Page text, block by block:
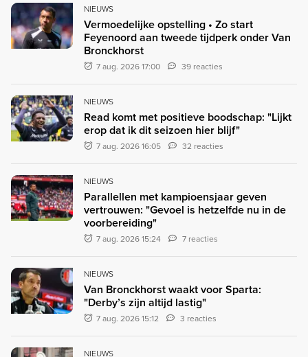
NIEUWS
Vermoedelijke opstelling • Zo start
Feyenoord aan tweede tijdperk onder Van
Bronckhorst
7 aug. 2026 17:00 39 reacties
NIEUWS
Read komt met positieve boodschap: "Lijkt
erop dat ik dit seizoen hier blijf"
7 aug. 2026 16:05 32 reacties
NIEUWS
Parallellen met kampioensjaar geven
vertrouwen: "Gevoel is hetzelfde nu in de
voorbereiding"
7 aug. 2026 15:24 7 reacties
NIEUWS
Van Bronckhorst waakt voor Sparta:
"Derby’s zijn altijd lastig"
7 aug. 2026 15:12 3 reacties
NIEUWS